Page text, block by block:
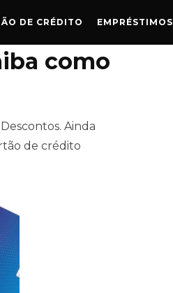
DE CRÉDITO EMPRÉSTIMOS
como
Ainda
de crédito